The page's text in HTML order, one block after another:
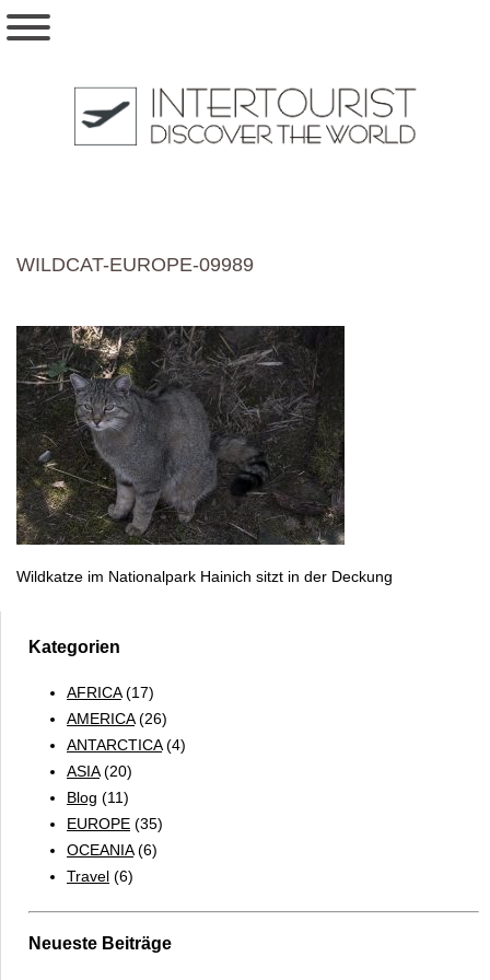
WILDCAT-EUROPE-09989
Wildkatze im Nationalpark Hainich sitzt in der Deckung
Kategorien
AFRICA(17)
AMERICA(26)
ANTARCTICA(4)
ASIA(20)
Blog (11)
EUROPE (35)
OCEANIA(6)
Travel (6)
Neueste Beiträge